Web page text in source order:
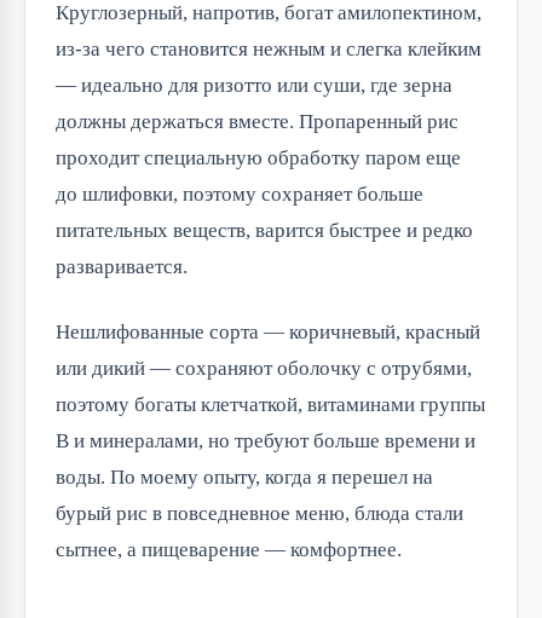
Круглозерный, напротив, богат амилопектином,
из-за чего становится нежным и слегка клейким
— идеально для ризотто или суши, где зерна
должны держаться вместе. Пропаренный рис
проходит специальную обработку паром еще
до шлифовки, поэтому сохраняет больше
питательных веществ, варится быстрее и редко
разваривается.
Нешлифованные сорта — коричневый, красный
или дикий — сохраняют оболочку с отрубями,
поэтому богаты клетчаткой, витаминами группы
B и минералами, но требуют больше времени и
воды. По моему опыту, когда я перешел на
бурый рис в повседневное меню, блюда стали
сытнее, а пищеварение — комфортнее.